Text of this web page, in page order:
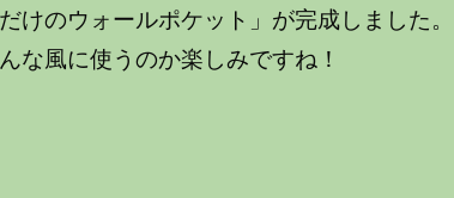
のウォールポケット」が完成しました。
な風に使うのか楽しみですね！